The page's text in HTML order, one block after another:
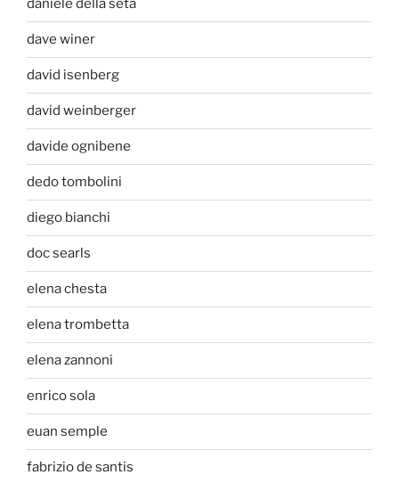
daniele della seta
dave winer
david isenberg
david weinberger
davide ognibene
dedo tombolini
diego bianchi
doc searls
elena chesta
elena trombetta
elena zannoni
enrico sola
euan semple
fabrizio de santis